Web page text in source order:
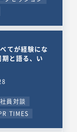
てが経験にな
と語る、い
社員対談
TIMES